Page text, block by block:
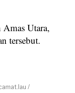
Utara,
tersebut.
/